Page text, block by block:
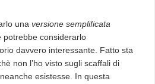
una versione semplificata
potrebbe considerarlo
davvero interessante. Fatto sta
non l’ho visto sugli scaffali di
esistesse. In questa